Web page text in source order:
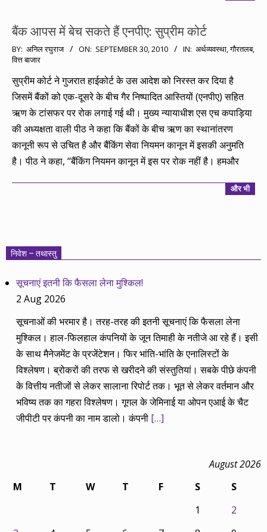
बैंक आपस में बेच सकते हैं एनपीए: सुप्रीम कोर्ट
2010-
09-
30
BY: अनिल रघुराज ON: SEPTEMBER 30, 2010 IN: अर्थव्यवस्था,गौरतलब,
वित्त बाजार
सुप्रीम कोर्ट ने गुजरात हाईकोर्ट के उस आदेश को निरस्त कर दिया है
जिसमें बैंकों को एक-दूसरे के बीच गैर निष्पादित आस्तियों (एनपीए) सहित
ऋण के टांसफर पर रोक लगाई गई थी। मुख्य न्यायाधीश एस एच कपाड़िया
की अध्यक्षता वाली पीठ ने कहा कि बैंकों के बीच ऋण का स्थानांतरण
कानूनी रूप से उचित है और बैंकिंग सेवा नियमन कानून में इसकी अनुमति
है। पीठ ने कहा, ‘‘बैंकिंग नियमन कानून में इस पर रोक नहीं है। हमऔर
और भी
निवेश – तथास्तु
सूचनाएं इतनी कि फैसला लेना मुश्किल!
2 Aug 2026
सूचनाओं की भरमार है। तरह-तरह की इतनी सूचनाएं कि फैसला लेना
मुश्किल। हाल-फिलहाल कंपनियों के जून तिमाही के नतीजे आ रहे हैं। इसी
के साथ मैनेजमेंट के प्रजेंटेशन। फिर भांति-भांति के एनालिस्टों के
विश्लेषण। ब्रोकरों की तरफ से खरीदने की संस्तुतियां। सबके पीछे कंपनी
के वित्तीय नतीजों से लेकर सालाना रिपोर्ट तक। भूत से लेकर वर्तमान और
भविष्य तक का गहरा विश्लेषण। गूगल के जेमिनाई या ओपन एआई के चैट
जीपीटी पर कंपनी का नाम डालो। कंपनी […]
August 2026
M
T W T F S
S
1
2